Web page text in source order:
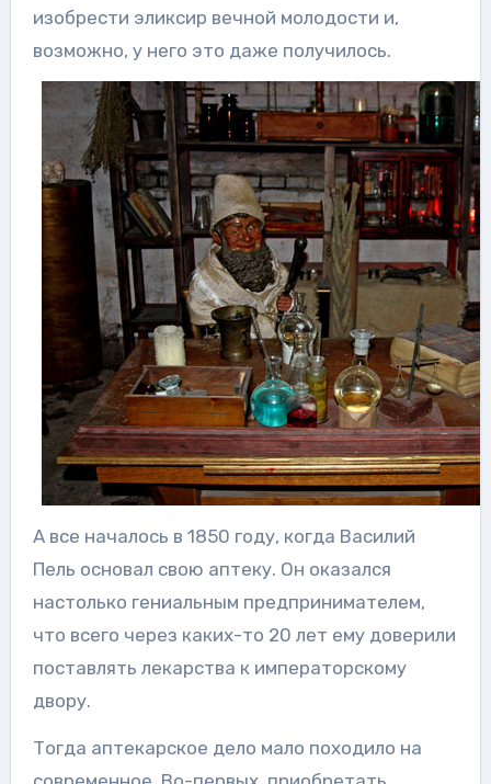
изобрести эликсир вечной молодости и,
возможно, у него это даже получилось.
А все началось в 1850 году, когда Василий
Пель основал свою аптеку. Он оказался
настолько гениальным предпринимателем,
что всего через каких-то 20 лет ему доверили
поставлять лекарства к императорскому
двору.
Тогда аптекарское дело мало походило на